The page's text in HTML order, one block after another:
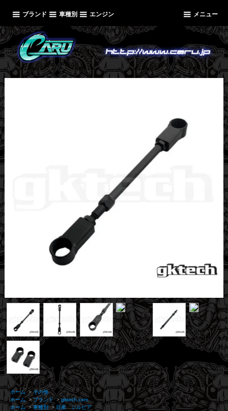
ブランド 車種別 エンジン メニュー
ホーム >その他
ホーム >ブランド >gktech.com
ホーム >車種別 >日産 シルビア